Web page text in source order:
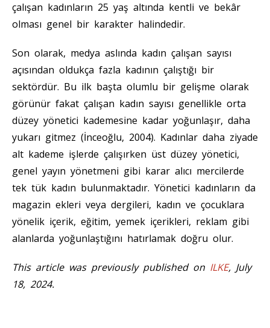
çalışan kadınların 25 yaş altında kentli ve bekâr
olması genel bir karakter halindedir.
Son olarak, medya aslında kadın çalışan sayısı
açısından oldukça fazla kadının çalıştığı bir
sektördür. Bu ilk başta olumlu bir gelişme olarak
görünür fakat çalışan kadın sayısı genellikle orta
düzey yönetici kademesine kadar yoğunlaşır, daha
yukarı gitmez (İnceoğlu, 2004). Kadınlar daha ziyade
alt kademe işlerde çalışırken üst düzey yönetici,
genel yayın yönetmeni gibi karar alıcı mercilerde
tek tük kadın bulunmaktadır. Yönetici kadınların da
magazin ekleri veya dergileri, kadın ve çocuklara
yönelik içerik, eğitim, yemek içerikleri, reklam gibi
alanlarda yoğunlaştığını hatırlamak doğru olur.
This article was previously published on ILKE, July
18, 2024.